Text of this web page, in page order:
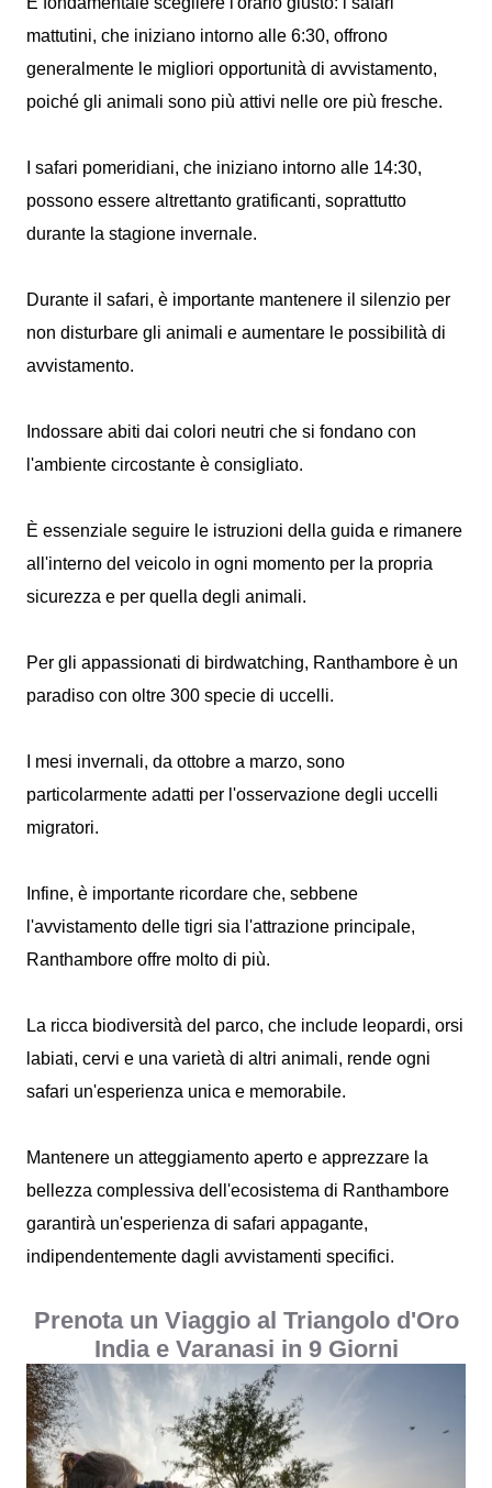
mattutini, che iniziano intorno alle 6:30, offrono
generalmente le migliori opportunità di avvistamento,
poiché gli animali sono più attivi nelle ore più fresche.
I safari pomeridiani, che iniziano intorno alle 14:30,
possono essere altrettanto gratificanti, soprattutto
durante la stagione invernale.
Durante il safari, è importante mantenere il silenzio per
non disturbare gli animali e aumentare le possibilità di
avvistamento.
Indossare abiti dai colori neutri che si fondano con
l'ambiente circostante è consigliato.
È essenziale seguire le istruzioni della guida e rimanere
all'interno del veicolo in ogni momento per la propria
sicurezza e per quella degli animali.
Per gli appassionati di birdwatching, Ranthambore è un
paradiso con oltre 300 specie di uccelli.
I mesi invernali, da ottobre a marzo, sono
particolarmente adatti per l'osservazione degli uccelli
migratori.
Infine, è importante ricordare che, sebbene
l'avvistamento delle tigri sia l'attrazione principale,
Ranthambore offre molto di più.
La ricca biodiversità del parco, che include leopardi, orsi
labiati, cervi e una varietà di altri animali, rende ogni
safari un'esperienza unica e memorabile.
Mantenere un atteggiamento aperto e apprezzare la
bellezza complessiva dell'ecosistema di Ranthambore
garantirà un'esperienza di safari appagante,
indipendentemente dagli avvistamenti specifici.
Prenota un Viaggio al Triangolo d'Oro
India e Varanasi in 9 Giorni